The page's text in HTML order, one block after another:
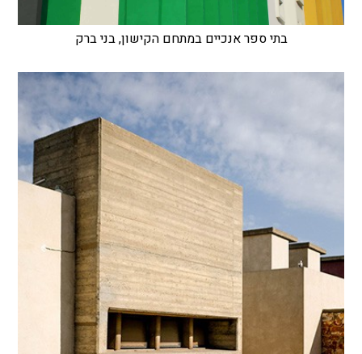
בתי ספר אנכיים במתחם הקישון, בני ברק